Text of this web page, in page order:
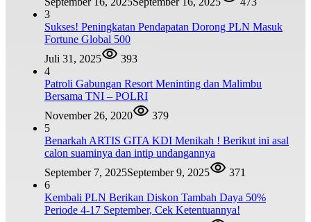
3
Sukses! Peningkatan Pendapatan Dorong PLN Masuk
Fortune Global 500
Juli 31, 2025
393
4
Patroli Gabungan Resort Meninting dan Malimbu
Bersama TNI – POLRI
November 26, 2020
379
5
Benarkah ARTIS GITA KDI Menikah ! Berikut ini asal
calon suaminya dan intip undangannya
September 7, 2025September 9, 2025
371
6
Kembali PLN Berikan Diskon Tambah Daya 50%
Periode 4-17 September, Cek Ketentuannya!